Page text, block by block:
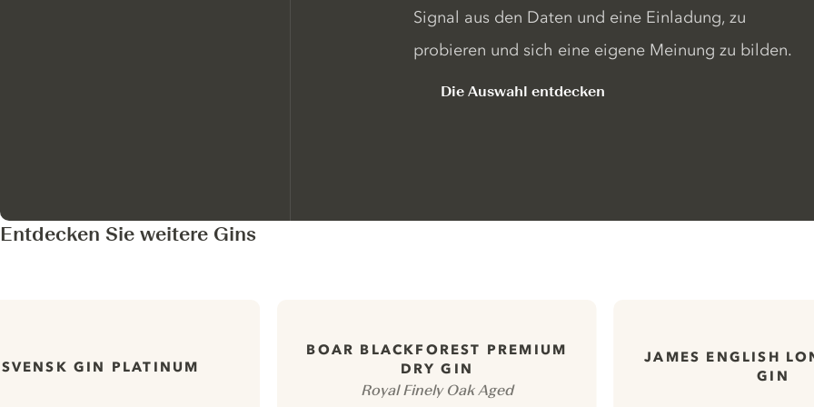
Signal aus den Daten und eine Einladung, zu
probieren und sich eine eigene Meinung zu bilden.
Die Auswahl entdecken
Entdecken Sie weitere Gins
SVENSK GIN PLATINUM
BOAR BLACKFOREST PREMIUM
DRY GIN
Royal Finely Oak Aged
JAMES ENGLISH
GIN